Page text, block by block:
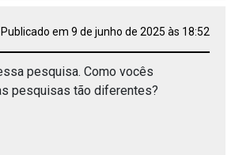
Publicado em 9 de junho de 2025 às 18:52
pesquisa. Como vocês
pesquisas tão diferentes?